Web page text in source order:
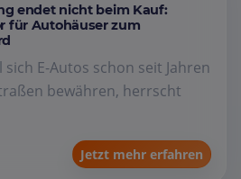
endet nicht beim Kauf:
für Autohäuser zum
sich E-Autos schon seit Jahren
bewähren, herrscht
Jetzt mehr erfahren